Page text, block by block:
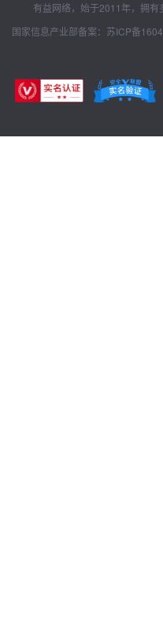
有益网络，始于2011年，拥
国家信息产业部备案：苏ICP备